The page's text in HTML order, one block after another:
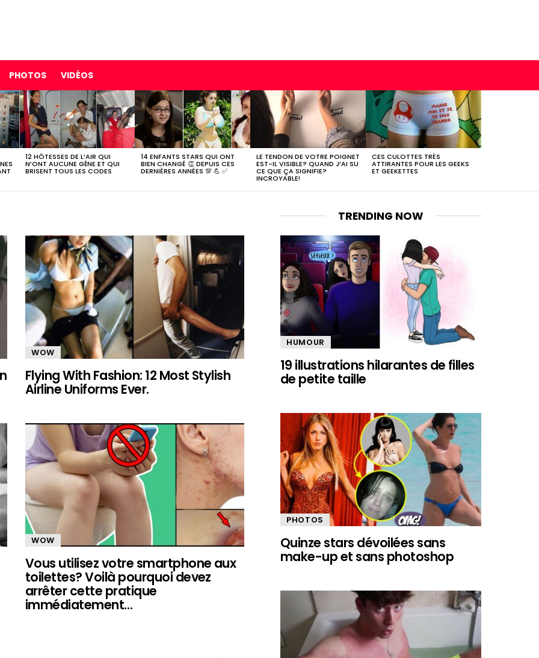
PHOTOS VIDÉOS
12 HÔTESSES DE L’AIR QUI
N’ONT AUCUNE GÊNE ET QUI
BRISENT TOUS LES CODES
14 ENFANTS STARS QUI ONT
BIEN CHANGÉ 👏 DEPUIS CES
DERNIÈRES ANNÉES 💯 💪 ✅
LE TENDON DE VOTRE POIGNET
EST-IL VISIBLE? QUAND J’AI SU
CE QUE ÇA SIGNIFIE?
INCROYABLE!
CES CULOTTES TRÈS
ATTIRANTES POUR LES GEEKS
ET GEEKETTES
WOW
Flying With Fashion: 12 Most Stylish
Airline Uniforms Ever.
WOW
Vous utilisez votre smartphone aux
toilettes? Voilà pourquoi devez
arrêter cette pratique
immédiatement…
TRENDING NOW
HUMOUR
19 illustrations hilarantes de filles
de petite taille
PHOTOS
Quinze stars dévoilées sans
make-up et sans photoshop